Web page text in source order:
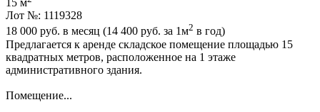
15 м
Лот №: 1119328
18 000 руб. в месяц (14 400 руб. за 1м2 в год)
Предлагается к аренде складское помещение площадью 15
квадратных метров,­ расположенное на 1 этаже
административного здания.
Помещение...